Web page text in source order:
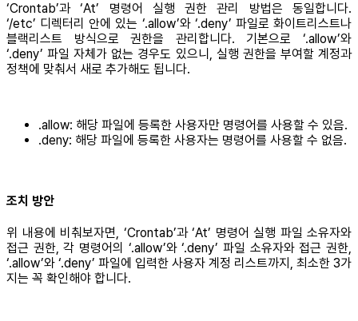
‘Crontab’과 ‘At’ 명령어 실행 권한 관리 방법은 동일합니다.
‘/etc’ 디렉터리 안에 있는 ‘.allow’와 ‘.deny’ 파일로 화이트리스트나
블랙리스트 방식으로 권한을 관리합니다. 기본으로 ‘.allow’와
‘.deny’ 파일 자체가 없는 경우도 있으니, 실행 권한을 부여할 계정과
정책에 맞춰서 새로 추가해도 됩니다.
.allow: 해당 파일에 등록한 사용자만 명령어를 사용할 수 있음.
.deny: 해당 파일에 등록한 사용자는 명령어를 사용할 수 없음.
조치 방안
위 내용에 비춰보자면, ‘Crontab’과 ‘At’ 명령어 실행 파일 소유자와
접근 권한, 각 명령어의 ‘.allow’와 ‘.deny’ 파일 소유자와 접근 권한,
‘.allow’와 ‘.deny’ 파일에 입력한 사용자 계정 리스트까지, 최소한 3가
지는 꼭 확인해야 합니다.